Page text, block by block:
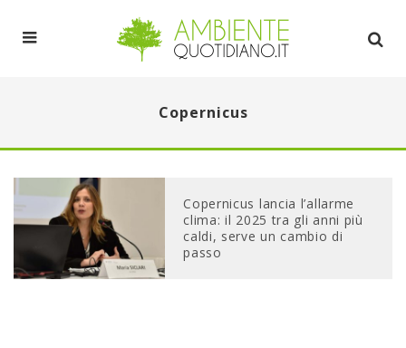
Copernicus
Copernicus lancia l’allarme
clima: il 2025 tra gli anni più
caldi, serve un cambio di
passo